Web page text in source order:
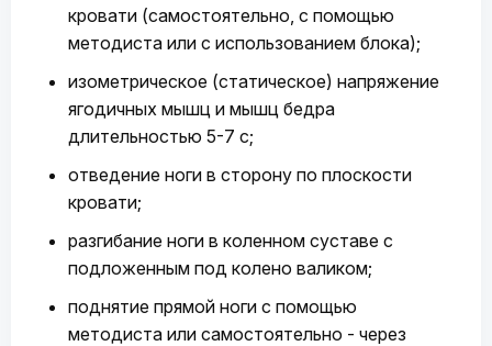
кровати (самостоятельно, с помощью
методиста или с использованием блока);
изометрическое (статическое) напряжение
ягодичных мышц и мышц бедра
длительностью 5-7 с;
отведение ноги в сторону по плоскости
кровати;
разгибание ноги в коленном суставе с
подложенным под колено валиком;
поднятие прямой ноги с помощью
методиста или самостоятельно - через